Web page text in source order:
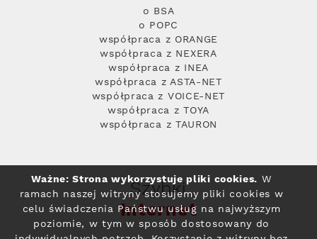
o BSA
o POPC
współpraca z ORANGE
współpraca z NEXERA
współpraca z INEA
współpraca z ASTA-NET
współpraca z VOICE-NET
współpraca z TOYA
współpraca z TAURON
Szybki
Internet
Ważne: Strona wykorzystuje pliki cookies. W
ramach naszej witryny stosujemy pliki cookies w
celu świadczenia Państwu usług na najwyższym
poziomie, w tym w sposób dostosowany do